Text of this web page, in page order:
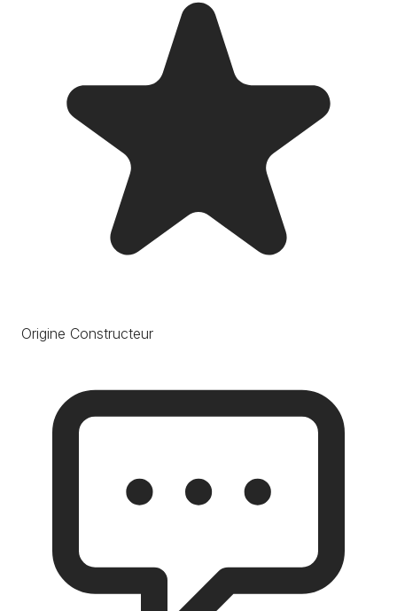
Origine Constructeur